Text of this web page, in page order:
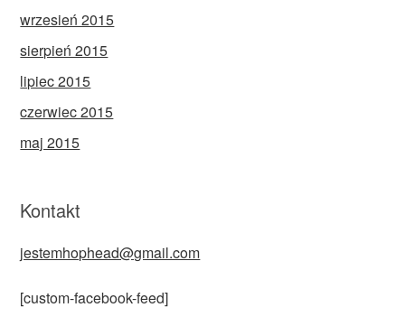
wrzesień 2015
sierpień 2015
lipiec 2015
czerwiec 2015
maj 2015
Kontakt
jestemhophead@gmail.com
[custom-facebook-feed]